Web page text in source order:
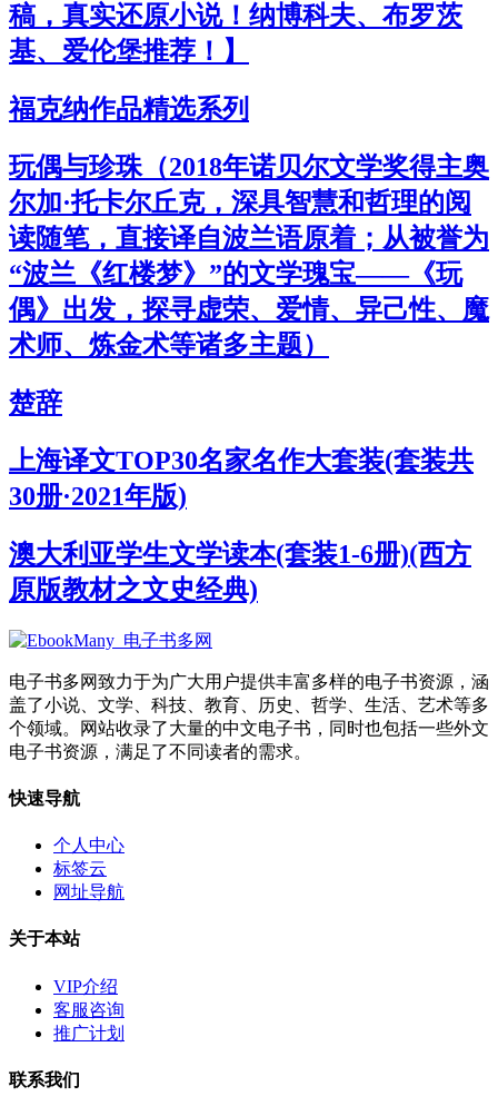
稿，真实还原小说！纳博科夫、布罗茨
基、爱伦堡推荐！】
福克纳作品精选系列
玩偶与珍珠（2018年诺贝尔文学奖得主奥
尔加·托卡尔丘克，深具智慧和哲理的阅
读随笔，直接译自波兰语原着；从被誉为
“波兰《红楼梦》”的文学瑰宝——《玩
偶》出发，探寻虚荣、爱情、异己性、魔
术师、炼金术等诸多主题）
楚辞
上海译文TOP30名家名作大套装(套装共
30册·2021年版)
澳大利亚学生文学读本(套装1-6册)(西方
原版教材之文史经典)
电子书多网致力于为广大用户提供丰富多样的电子书资源，涵
盖了小说、文学、科技、教育、历史、哲学、生活、艺术等多
个领域。网站收录了大量的中文电子书，同时也包括一些外文
电子书资源，满足了不同读者的需求。
快速导航
个人中心
标签云
网址导航
关于本站
VIP介绍
客服咨询
推广计划
联系我们